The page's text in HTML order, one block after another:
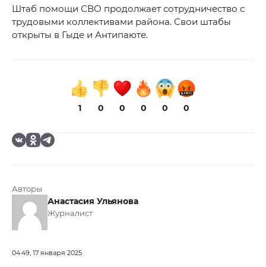
Штаб помощи СВО продолжает сотрудничество с
трудовыми коллективами района. Свои штабы
открыты в Гыде и Антипаюте.
1 0 0 0 0 0
Авторы
Анастасия Ульянова
Журналист
04:49, 17 января 2025